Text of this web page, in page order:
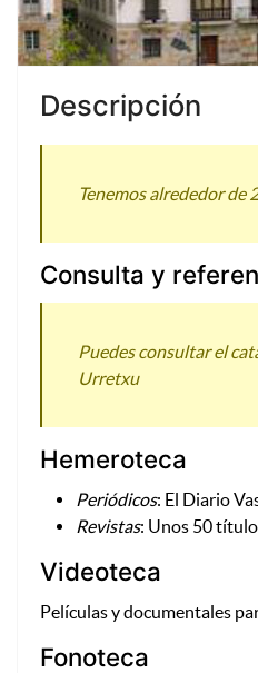
Descripción
Tenemos alrededor de
Consulta y
Puedes consultar el
Urretxu
Hemeroteca
Periódicos: El Diario
Revistas: Unos 50
Videoteca
Películas y documentales
Fonoteca